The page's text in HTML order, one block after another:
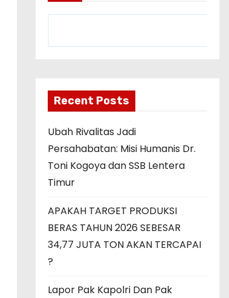
Recent Posts
Ubah Rivalitas Jadi
Persahabatan: Misi Humanis Dr.
Toni Kogoya dan SSB Lentera
Timur
APAKAH TARGET PRODUKSI
BERAS TAHUN 2026 SEBESAR
34,77 JUTA TON AKAN TERCAPAI
?
Lapor Pak Kapolri Dan Pak